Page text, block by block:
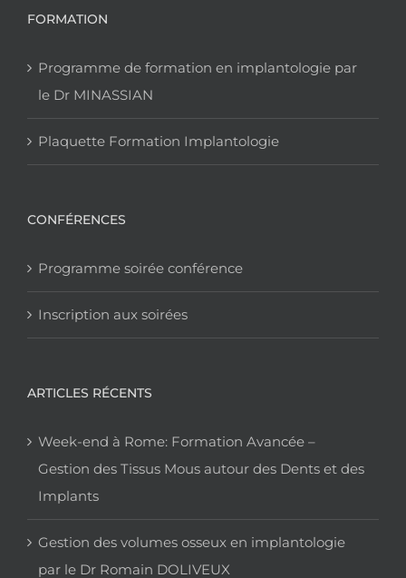
FORMATION
Programme de formation en implantologie par
le Dr MINASSIAN
Plaquette Formation Implantologie
CONFÉRENCES
Programme soirée conférence
Inscription aux soirées
ARTICLES RÉCENTS
Week-end à Rome: Formation Avancée –
Gestion des Tissus Mous autour des Dents et des
Implants
Gestion des volumes osseux en implantologie
par le Dr Romain DOLIVEUX